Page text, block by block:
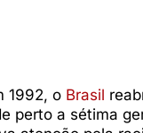
1992, o Brasil
perto a sétima